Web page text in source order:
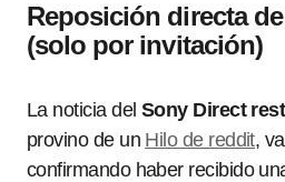
Reposición directa
(solo por invitación)
La noticia del Sony Direct
provino de un Hilo de reddit,
confirmando haber recibido